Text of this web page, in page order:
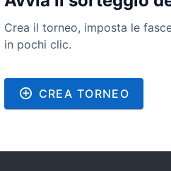
Crea il torneo, imposta le
in pochi clic.
CREA TORNEO